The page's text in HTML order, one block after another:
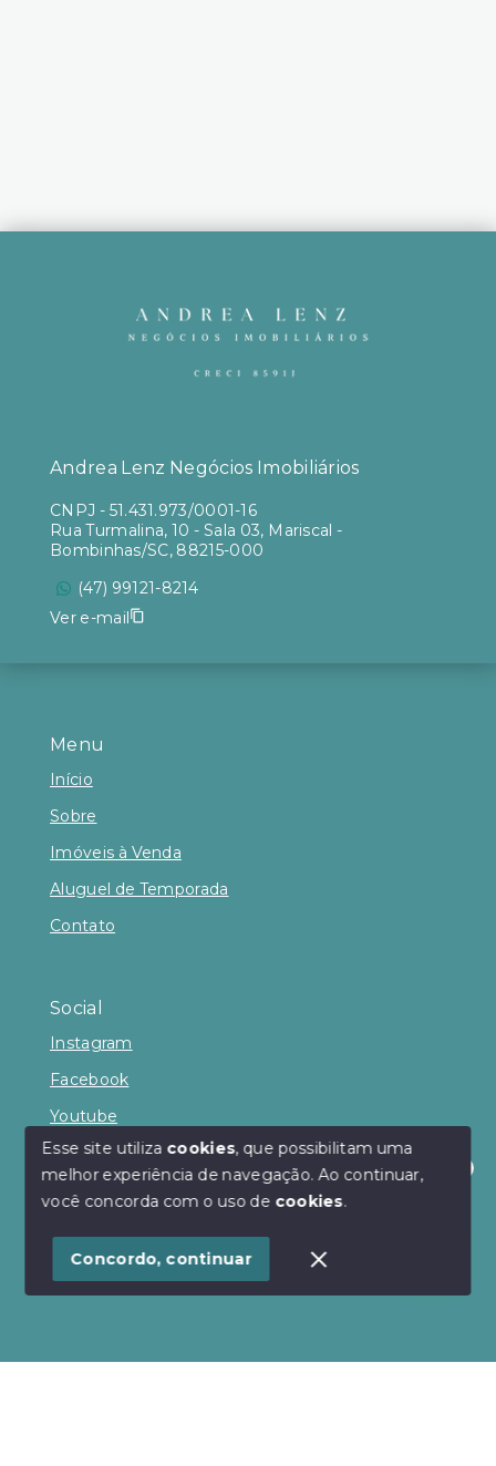
Olá! Estamos disponíveis para te ajudar.
Menu
Início
Sobre
Imóveis à Venda
Aluguel de Temporada
Contato
Social
Instagram
Facebook
Youtube
© Copyright 2026 - Andrea Lenz Negócios
SITE PARA IMOBILIARIA
Andrea Lenz Negócios Imobiliários
CNPJ - 51.431.973/0001-16
Rua Turmalina, 10 - Sala 03, Mariscal -
Bombinhas/SC, 88215-000
(47) 99121-8214
Ver e-mail
Esse site utiliza cookies, que possibilitam uma
melhor experiência de navegação.Ao continuar,
você concorda com o uso de cookies.
Concordo, continuar